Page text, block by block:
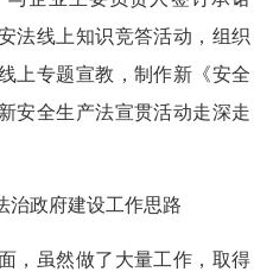
法线上知识竞答活动，组织
上专题宣教，制作新《安全
安全生产法宣贯活动走深走
政府建设工作思路
虽然做了大量工作，取得